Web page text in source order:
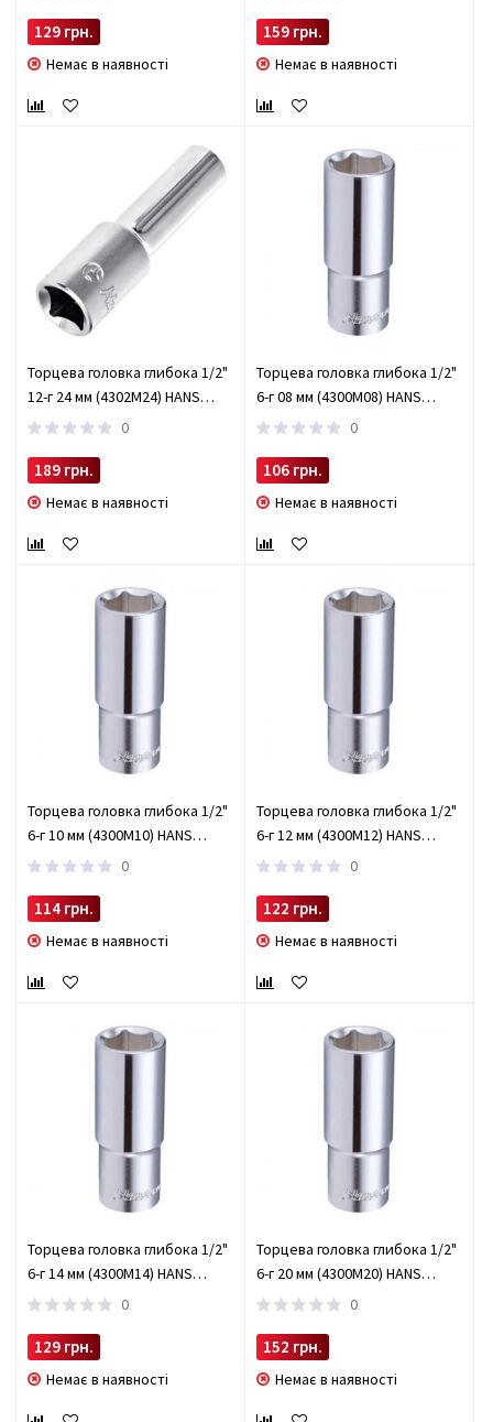
129 грн.
Немає в наявності
159 грн.
Немає в наявності
Торцева головка глибока 1/2"
12-г 24 мм (4302M24) HANS
(4302M24)
0
189 грн.
Немає в наявності
Торцева головка глибока 1/2"
6-г 08 мм (4300M08) HANS
(4300M08)
0
106 грн.
Немає в наявності
Торцева головка глибока 1/2"
6-г 10 мм (4300M10) HANS
(4300M10)
0
114 грн.
Немає в наявності
Торцева головка глибока 1/2"
6-г 12 мм (4300M12) HANS
(4300M12)
0
122 грн.
Немає в наявності
Торцева головка глибока 1/2"
6-г 14 мм (4300M14) HANS
(4300M14)
0
129 грн.
Немає в наявності
Торцева головка глибока 1/2"
6-г 20 мм (4300M20) HANS
(4300M20)
0
152 грн.
Немає в наявності